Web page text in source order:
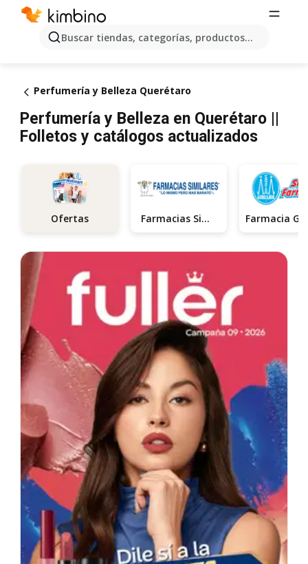
Buscar tiendas, categorías, productos...
Perfumería y Belleza Querétaro
Perfumería y Belleza en Querétaro ||
Folletos y catálogos actualizados
Ofertas Farmacias Similares